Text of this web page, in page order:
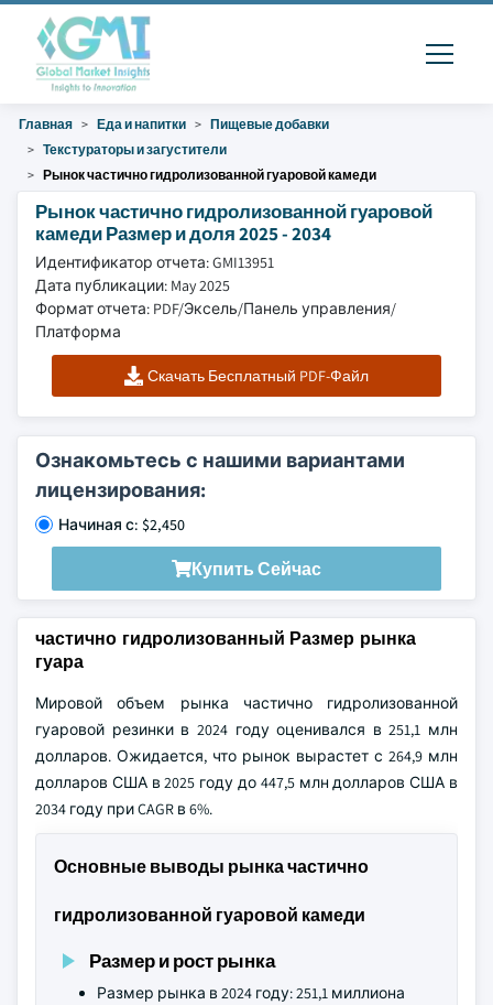
Главная Еда и напитки
Пищевые добавки
Текстураторы и загустители
Рынок частично гидролизованной гуаровой камеди
Рынок частично гидролизованной гуаровой
камеди Размер и доля 2025 - 2034
Идентификатор отчета: GMI13951
Дата публикации: May 2025
Формат отчета: PDF/Эксель/Панель управления/
Платформа
Скачать Бесплатный PDF-Файл
Ознакомьтесь с нашими вариантами
лицензирования:
Начиная с: $2,450
Купить Сейчас
частично гидролизованный Размер рынка
гуара
Мировой объем рынка частично гидролизованной
гуаровой резинки в 2024 году оценивался в 251,1 млн
долларов. Ожидается, что рынок вырастет с 264,9 млн
долларов США в 2025 году до 447,5 млн долларов США в
2034 году при CAGR в 6%.
Основные выводы рынка частично
гидролизованной гуаровой камеди
Размер и рост рынка
Размер рынка в 2024 году: 251,1 миллиона